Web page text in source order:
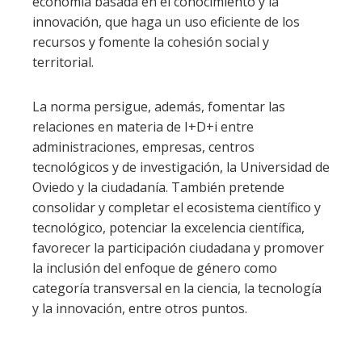
innovación, que haga un uso eficiente de los
recursos y fomente la cohesión social y
territorial.
La norma persigue, además, fomentar las
relaciones en materia de I+D+i entre
administraciones, empresas, centros
tecnológicos y de investigación, la Universidad de
Oviedo y la ciudadanía. También pretende
consolidar y completar el ecosistema científico y
tecnológico, potenciar la excelencia científica,
favorecer la participación ciudadana y promover
la inclusión del enfoque de género como
categoría transversal en la ciencia, la tecnología
y la innovación, entre otros puntos.